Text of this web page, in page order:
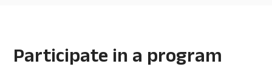
Participate in a program